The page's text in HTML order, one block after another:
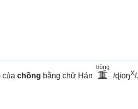
củachồng bằng chữ Hán 重
trùng
/ɖɨoŋX/.